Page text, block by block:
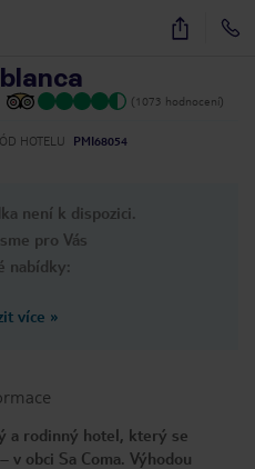
15
(1073 hodnocení)
HOTELU
PMI68054
není k dispozici.
pro Vás
nabídky:
více »
a rodinný hotel, který se
v obci Sa Coma. Výhodou